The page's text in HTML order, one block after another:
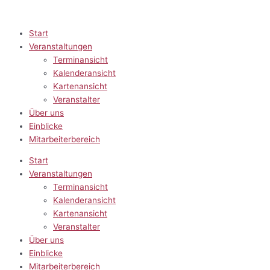
springenStart
Veranstaltungen
Terminansicht
Kalenderansicht
Kartenansicht
Veranstalter
Über uns
Einblicke
Mitarbeiterbereich
Start
Veranstaltungen
Terminansicht
Kalenderansicht
Kartenansicht
Veranstalter
Über uns
Einblicke
Mitarbeiterbereich